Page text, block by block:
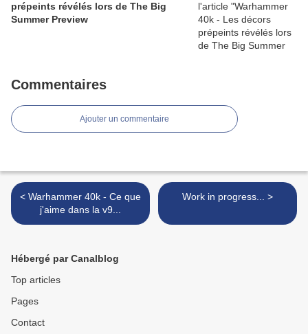
prépeints révélés lors de The Big
Summer Preview
Commentaires
Ajouter un commentaire
< Warhammer 40k - Ce que
j'aime dans la v9...
Work in progress... >
Hébergé par Canalblog
Top articles
Pages
Contact